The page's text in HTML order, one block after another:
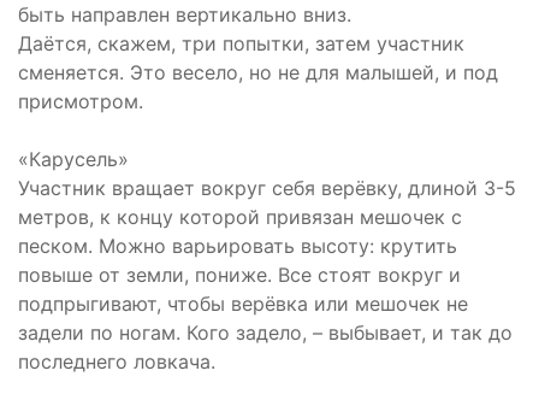
быть направлен вертикально вниз.
Даётся, скажем, три попытки, затем участник
сменяется. Это весело, но не для малышей, и под
присмотром.
«Карусель»
Участник вращает вокруг себя верёвку, длиной 3-5
метров, к концу которой привязан мешочек с
песком. Можно варьировать высоту: крутить
повыше от земли, пониже. Все стоят вокруг и
подпрыгивают, чтобы верёвка или мешочек не
задели по ногам. Кого задело, – выбывает, и так до
последнего ловкача.